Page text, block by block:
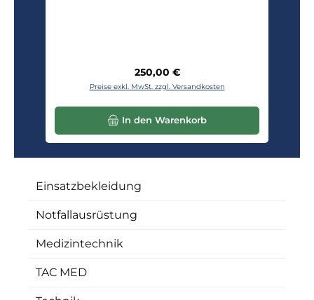
Regulärer Preis:
250,00 €
Preise exkl. MwSt. zzgl. Versandkosten
In den Warenkorb
Einsatzbekleidung
Notfallausrüstung
Medizintechnik
TAC MED